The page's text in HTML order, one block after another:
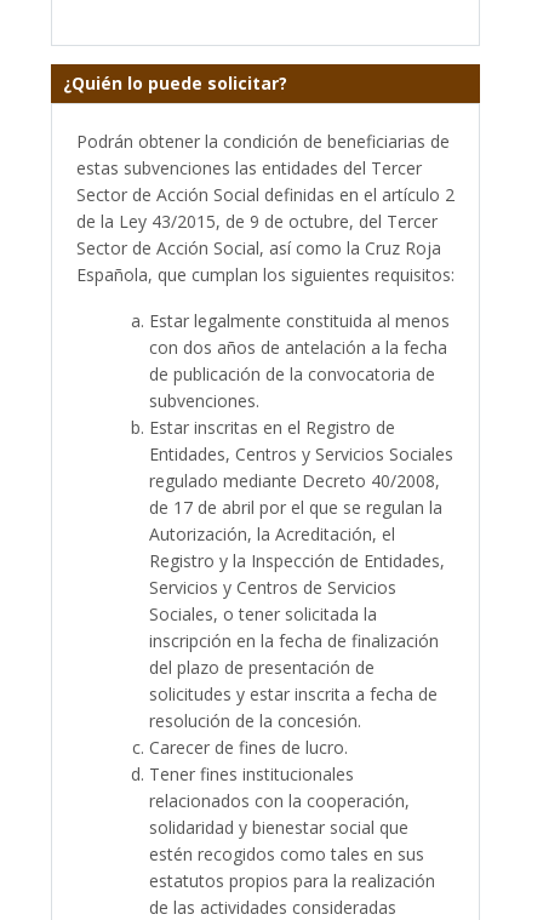
¿Quién lo puede solicitar?
Podrán obtener la condición de beneficiarias de
estas subvenciones las entidades del Tercer
Sector de Acción Social definidas en el artículo 2
de la Ley 43/2015, de 9 de octubre, del Tercer
Sector de Acción Social, así como la Cruz Roja
Española, que cumplan los siguientes requisitos:
Estar legalmente constituida al menos
con dos años de antelación a la fecha
de publicación de la convocatoria de
subvenciones.
Estar inscritas en el Registro de
Entidades, Centros y Servicios Sociales
regulado mediante Decreto 40/2008,
de 17 de abril por el que se regulan la
Autorización, la Acreditación, el
Registro y la Inspección de Entidades,
Servicios y Centros de Servicios
Sociales, o tener solicitada la
inscripción en la fecha de finalización
del plazo de presentación de
solicitudes y estar inscrita a fecha de
resolución de la concesión.
Carecer de fines de lucro.
Tener fines institucionales
relacionados con la cooperación,
solidaridad y bienestar social que
estén recogidos como tales en sus
estatutos propios para la realización
de las actividades consideradas